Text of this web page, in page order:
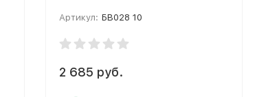
Артикул: БВ028 10
2 685 руб.